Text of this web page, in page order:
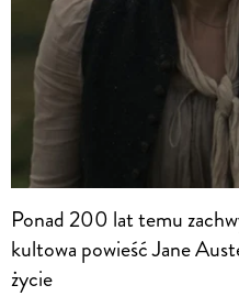
Ponad 200 lat temu
kultowa powieść Jane
życie